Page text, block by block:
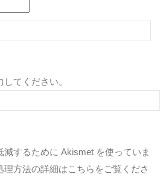
てください。
減するために Akismet を使っていま
理方法の詳細はこちらをご覧くださ